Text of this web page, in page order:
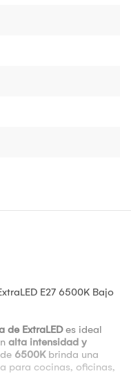
E27 6500K Bajo
de ExtraLEDes ideal
alta intensidad y
6500Kbrinda una
para cocinas, oficinas,